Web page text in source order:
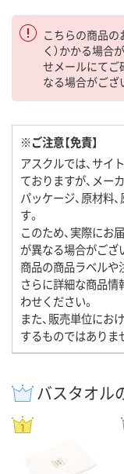
こちらの商品の
く）かかる場合
せメールにてご
なる場合がござ
※ご注意【免責】
アスクルでは、サイ
ておりますが、メー
パッケージ、原材料
す。
このため、実際にお
が異なる場合がござ
商品の商品ラベルや
さらに詳細な商品情
わせください。
また、販売単位にお
するものではありま
バスタオル